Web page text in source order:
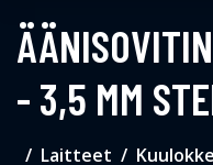
- 3,5 MM
Laitteet